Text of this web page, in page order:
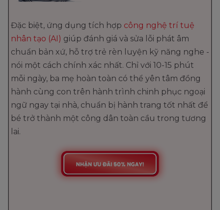
Đặc biệt, ứng dụng tích hợp công nghệ trí tuệ
nhân tạo (AI) giúp đánh giá và sửa lỗi phát âm
chuẩn bản xứ, hỗ trợ trẻ rèn luyện kỹ năng nghe -
nói một cách chính xác nhất. Chỉ với 10-15 phút
mỗi ngày, ba mẹ hoàn toàn có thể yên tâm đồng
hành cùng con trên hành trình chinh phục ngoại
ngữ ngay tại nhà, chuẩn bị hành trang tốt nhất để
bé trở thành một công dân toàn cầu trong tương
lai.